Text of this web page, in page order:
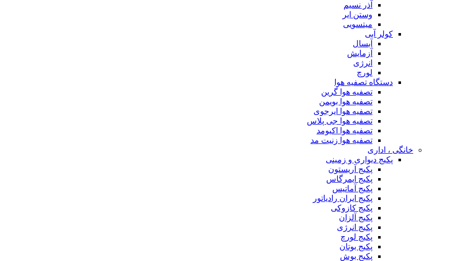
آذر نسیم
وستن ایر
میتسویی
کولر آبی
آبسال
آزمایش
انرژی
لورچ
دستگاه تصفیه هوا
تصفیه هوا گرین
تصفیه هوا بویمن
تصفیه هوا ایرجوی
تصفیه هوا جی پلاس
تصفیه هوا اکیومد
تصفیه هوا زنیت مد
خانگی ، اداری
پکیج دیواری و زمینی
پکیج آریستون
پکیج ایمرگاس
پکیج آماتیس
پکیج ایران رادیاتور
پکیج کازوکی
پکیج آلزان
پکیج انرژی
پکیج لورچ
پکیج بوتان
پکیج بوش